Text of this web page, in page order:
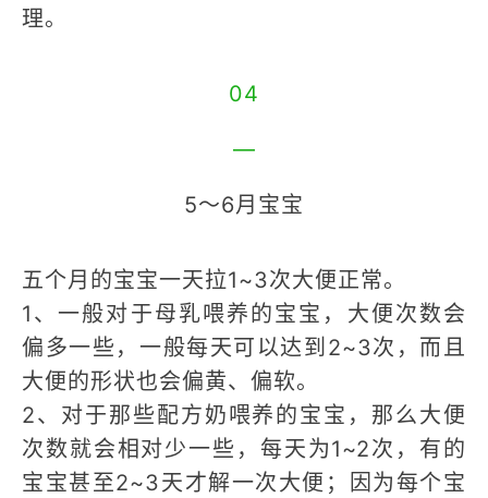
理。
04
—
5～6月宝宝
五个月的宝宝一天拉1~3次大便正常。
1、一般对于母乳喂养的宝宝，大便次数会
偏多一些，一般每天可以达到2~3次，而且
大便的形状也会偏黄、偏软。
2、对于那些配方奶喂养的宝宝，那么大便
次数就会相对少一些，每天为1~2次，有的
宝宝甚至2~3天才解一次大便；因为每个宝